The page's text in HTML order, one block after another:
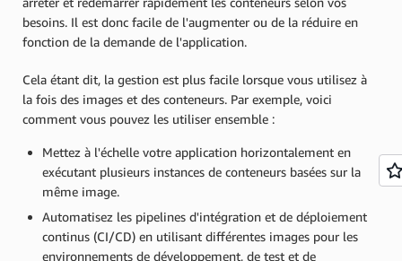
besoins. Il est donc facile de l'augmenter ou de la réduire en
fonction de la demande de l'application.
Cela étant dit, la gestion est plus facile lorsque vous utilisez à
la fois des images et des conteneurs. Par exemple, voici
comment vous pouvez les utiliser ensemble :
Mettez à l'échelle votre application horizontalement en
exécutant plusieurs instances de conteneurs basées sur la
même image.
Automatisez les pipelines d'intégration et de déploiement
continus (CI/CD) en utilisant différentes images pour les
environnements de développement, de test et de